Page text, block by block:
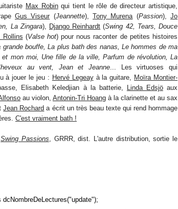
Max Robinqui tient le rôle de directeur artistique,
Gus Viseur (Jeannette),Tony Murena (Passion),Jo
La Zingara), Django Reinhardt (Swing 42, Tears, Douce
Rollins (Valse hot) pour nous raconter de petites histoires
grande bouffe, La plus bath des nanas, Le hommes de ma
mon moi, Une fille de la ville, Parfum de révolution, La
au vent, Jean et Jeanne ... Les virtuoses qui
à jouer le jeu : Hervé Legeayà la guitare,
Moïra Montier-
Elisabeth Keledjian à la batterie, Linda Edsjöaux
au violon, Antonin-Tri Hoang à la clarinette et au sax
Jean Rochard a écrit un très beau texte qui rend hommage
C'est vraiment bath !
Swing Passions , GRRR, dist. L'autre distribution, sortie le
dcNombreDeLectures("update");